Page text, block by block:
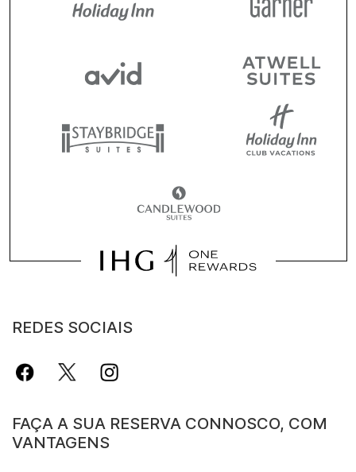
REDES SOCIAIS
FAÇA A SUA RESERVA CONNOSCO, COM
VANTAGENS